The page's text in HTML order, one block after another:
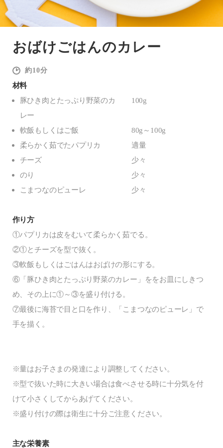
おばけごはんのカレー
10
材料
豚ひき肉とたっぷり野菜のカ
レー
100g
軟飯もしくはご飯 80g～100g
柔らかく茹でたパプリカ 適量
チーズ 少々
のり 少々
こまつなのピューレ 少々
作り方
①パプリカは皮をむいて柔らかく茹でる。
②①とチーズを型で抜く。
③軟飯もしくはごはんはおばけの形にする。
⑥「豚ひき肉とたっぷり野菜のカレー」ををお皿にしきつ
め、その上に①～③を盛り付ける。
⑦最後に海苔で目と口を作り、「こまつなのピューレ」で
手を描く。
※量はお子さまの発達により調整してください。
※型で抜いた時に大きい場合は食べさせる時に十分気を付
けて小さくしてからあげてください。
※盛り付けの際は衛生に十分ご注意ください。
主な栄養素